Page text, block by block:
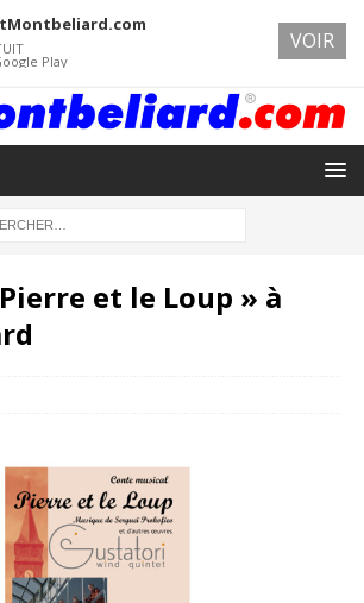
et le Loup » à
Play
VOIR